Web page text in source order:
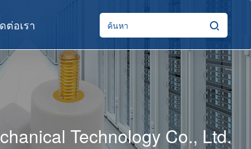
ต่อเรา
Technology Co., Ltd.